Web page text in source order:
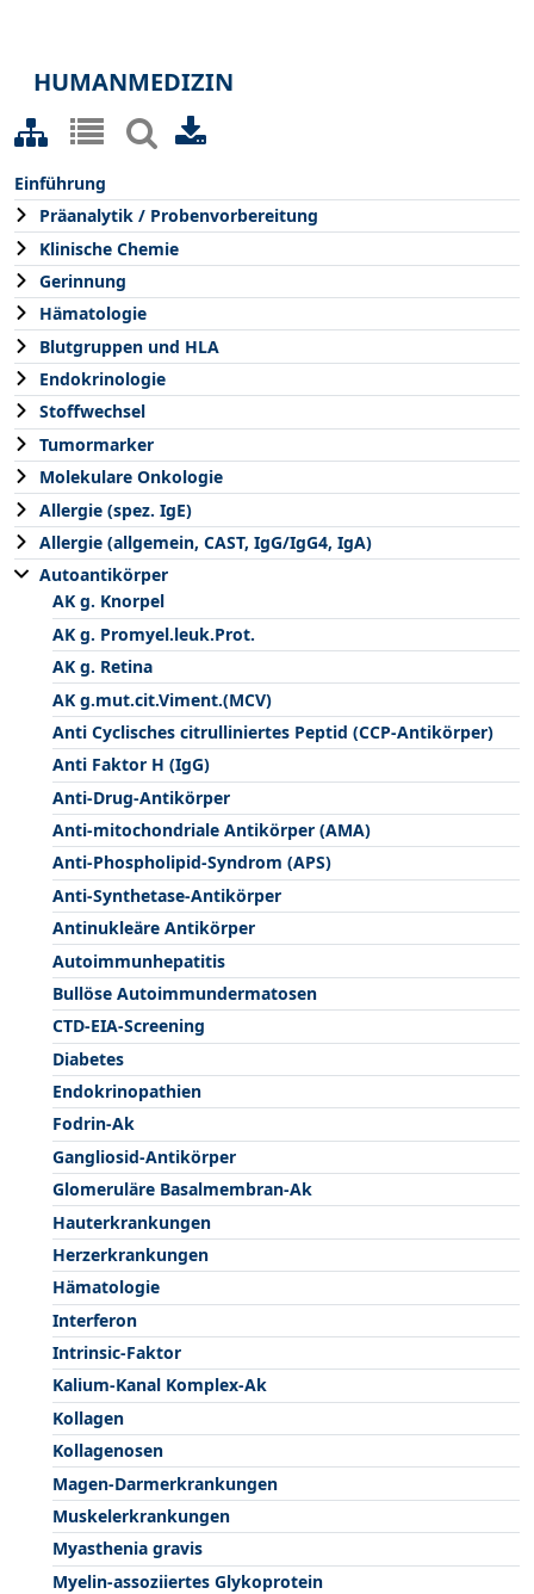
HUMANMEDIZIN
Einführung
Präanalytik / Probenvorbereitung
Klinische Chemie
Gerinnung
Hämatologie
Blutgruppen und HLA
Endokrinologie
Stoffwechsel
Tumormarker
Molekulare Onkologie
Allergie (spez. IgE)
Allergie (allgemein, CAST, IgG/IgG4, IgA)
Autoantikörper
AK g. Knorpel
AK g. Promyel.leuk.Prot.
AK g. Retina
AK g.mut.cit.Viment.(MCV)
Anti Cyclisches citrulliniertes Peptid (CCP-Antikörper)
Anti Faktor H (IgG)
Anti-Drug-Antikörper
Anti-mitochondriale Antikörper (AMA)
Anti-Phospholipid-Syndrom (APS)
Anti-Synthetase-Antikörper
Antinukleäre Antikörper
Autoimmunhepatitis
Bullöse Autoimmundermatosen
CTD-EIA-Screening
Diabetes
Endokrinopathien
Fodrin-Ak
Gangliosid-Antikörper
Glomeruläre Basalmembran-Ak
Hauterkrankungen
Herzerkrankungen
Hämatologie
Interferon
Intrinsic-Faktor
Kalium-Kanal Komplex-Ak
Kollagen
Kollagenosen
Magen-Darmerkrankungen
Muskelerkrankungen
Myasthenia gravis
Myelin-assoziiertes Glykoprotein